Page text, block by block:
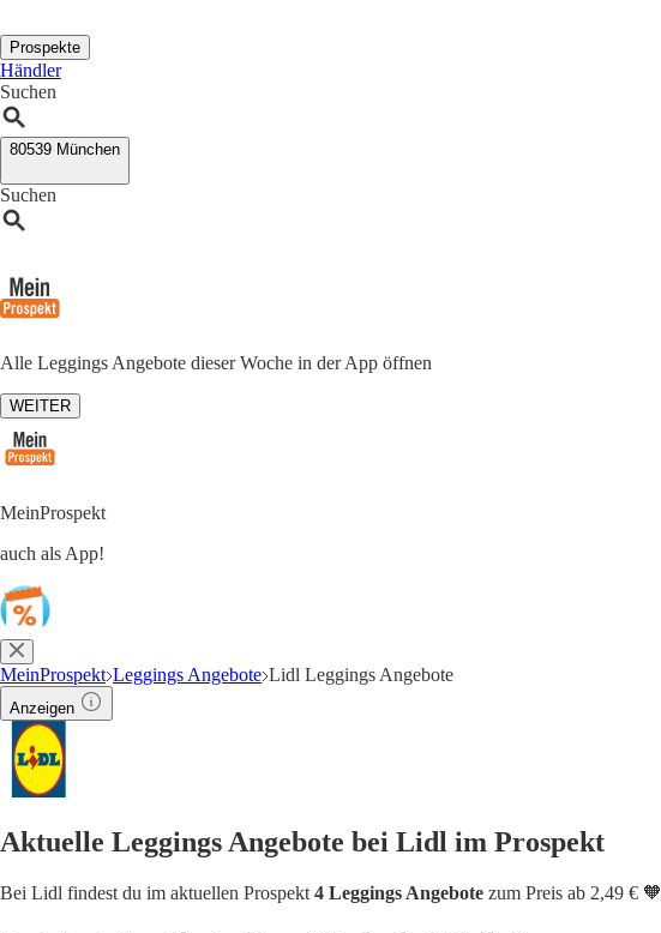
Prospekte
Händler
Suchen
80539 München
Suchen
Alle Leggings Angebote dieser Woche in der App öffnen
WEITER
MeinProspekt
auch als App!
MeinProspekt Leggings Angebote Lidl Leggings Angebote
Anzeigen
Aktuelle Leggings Angebote bei Lidl im Prospekt
Bei Lidl findest du im aktuellen Prospekt 4 Leggings Angebote zum Preis ab 2,49 € 🧡